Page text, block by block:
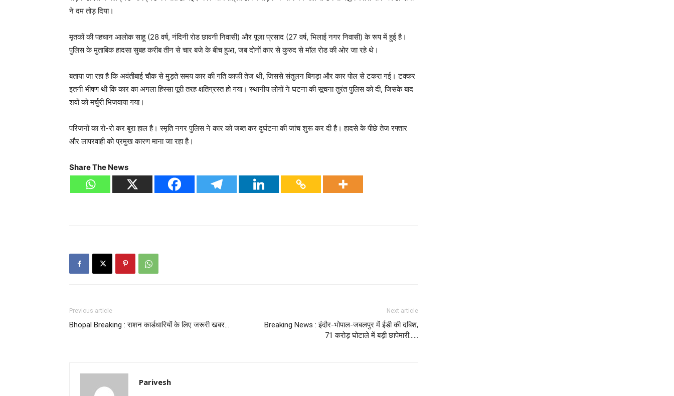
ने दम तोड़ दिया।
मृतकों की पहचान आलोक साहू (28 वर्ष, नंदिनी रोड छावनी निवासी) और पूजा प्रसाद (27 वर्ष, भिलाई नगर निवासी) के रूप में हुई है।
पुलिस के मुताबिक हादसा सुबह करीब तीन से चार बजे के बीच हुआ, जब दोनों कार से कुरुद से मॉल रोड की ओर जा रहे थे।
बताया जा रहा है कि अवंतीबाई चौक से मुड़ते समय कार की गति काफी तेज थी, जिससे संतुलन बिगड़ा और कार पोल से टकरा गई। टक्कर
इतनी भीषण थी कि कार का अगला हिस्सा पूरी तरह क्षतिग्रस्त हो गया। स्थानीय लोगों ने घटना की सूचना तुरंत पुलिस को दी, जिसके बाद
शवों को मर्चुरी भिजवाया गया।
परिजनों का रो-रो कर बुरा हाल है। स्मृति नगर पुलिस ने कार को जब्त कर दुर्घटना की जांच शुरू कर दी है। हादसे के पीछे तेज रफ्तार
और लापरवाही को प्रमुख कारण माना जा रहा है।
Share The News
Previous article
Bhopal Breaking : राशन कार्डधारियों के लिए जरूरी खबर…
Next article
Breaking News : इंदौर-भोपाल-जबलपुर में ईडी की दबिश,
71 करोड़ घोटाले में बड़ी छापेमारी……
Parivesh